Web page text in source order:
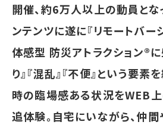
開催、約6万人以上の動員と
ンテンツに遂に『リモートバー
体感型 防災アトラクション®に
り』『混乱』『不便』という要素
時の臨場感ある状況をWEB
追体験。自宅にいながら、仲